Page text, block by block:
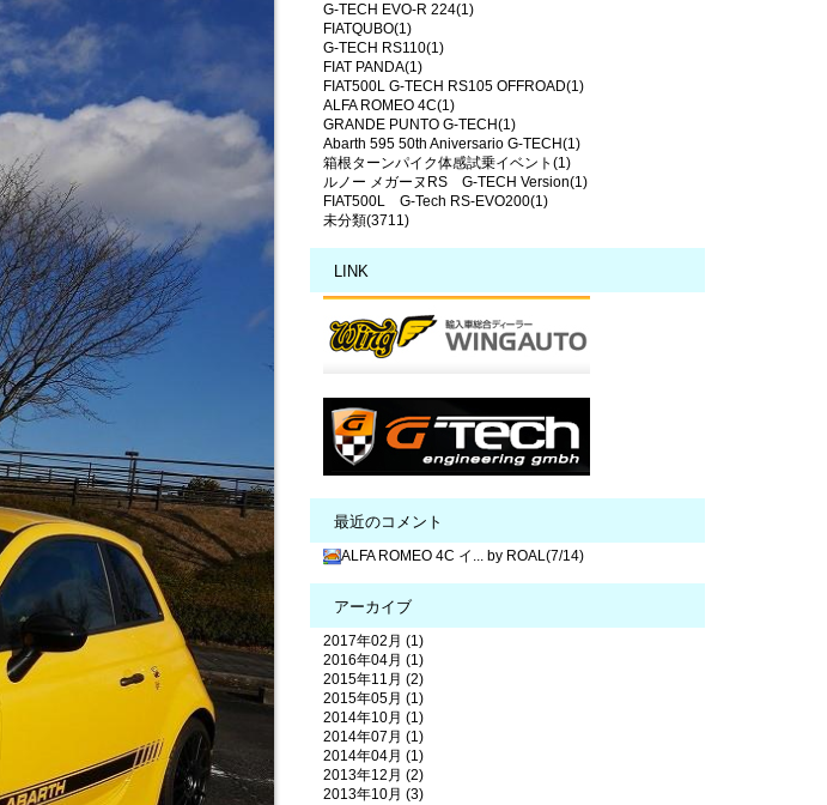
G-TECH EVO-R 224(1)
FIATQUBO(1)
G-TECH RS110(1)
FIAT PANDA(1)
FIAT500L G-TECH RS105 OFFROAD(1)
ALFA ROMEO 4C(1)
GRANDE PUNTO G-TECH(1)
Abarth 595 50th Aniversario G-TECH(1)
箱根ターンパイク体感試乗イベント(1)
ルノー メガーヌRS G-TECH Version(1)
FIAT500L G-Tech RS-EVO200(1)
未分類(3711)
LINK
最近のコメント
ALFA ROMEO 4C イ... by ROAL(7/14)
アーカイブ
2017年02月 (1)
2016年04月 (1)
2015年11月 (2)
2015年05月 (1)
2014年10月 (1)
2014年07月 (1)
2014年04月 (1)
2013年12月 (2)
2013年10月 (3)